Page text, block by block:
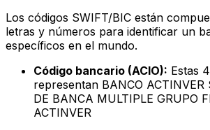
Los códigos SWIFT/BIC están
letras y números para identificar un
específicos en el mundo.
Código bancario (ACIO): Estas
representan BANCO
DE BANCA MULTIPLE GRUPO
ACTINVER